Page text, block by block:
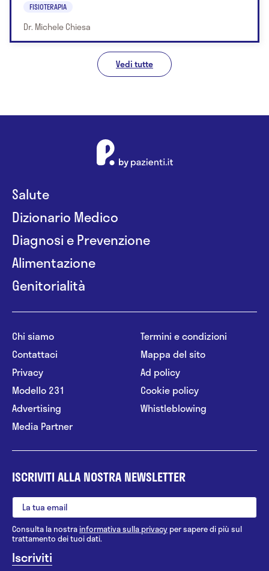
FISIOTERAPIA
Dr. Michele Chiesa
Vedi tutte
Salute
Dizionario Medico
Diagnosi e Prevenzione
Alimentazione
Genitorialità
Chi siamo
Contattaci
Privacy
Modello 231
Advertising
Media Partner
Termini e condizioni
Mappa del sito
Ad policy
Cookie policy
Whistleblowing
ISCRIVITI ALLA NOSTRA NEWSLETTER
Consulta la nostrainformativa sulla privacy per sapere di più sul
trattamento dei tuoi dati.